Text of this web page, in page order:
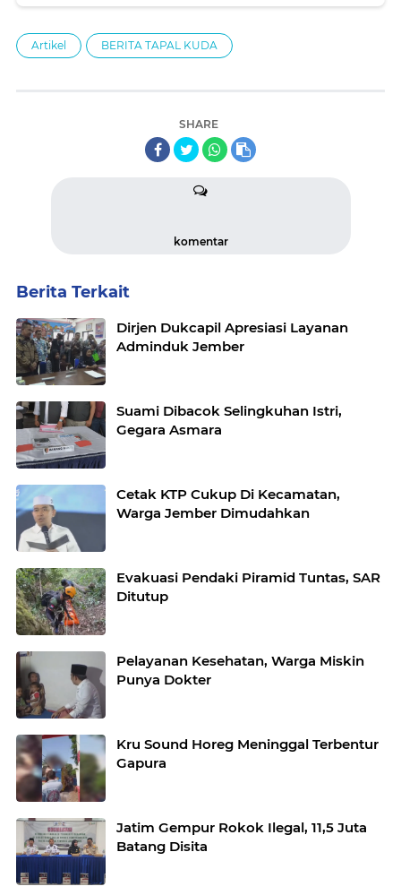
Artikel BERITA TAPAL KUDA
SHARE
komentar
Berita Terkait
Dirjen Dukcapil Apresiasi Layanan
Adminduk Jember
Suami Dibacok Selingkuhan Istri,
Gegara Asmara
Cetak KTP Cukup Di Kecamatan,
Warga Jember Dimudahkan
Evakuasi Pendaki Piramid Tuntas, SAR
Ditutup
Pelayanan Kesehatan, Warga Miskin
Punya Dokter
Kru Sound Horeg Meninggal Terbentur
Gapura
Jatim Gempur Rokok Ilegal, 11,5 Juta
Batang Disita